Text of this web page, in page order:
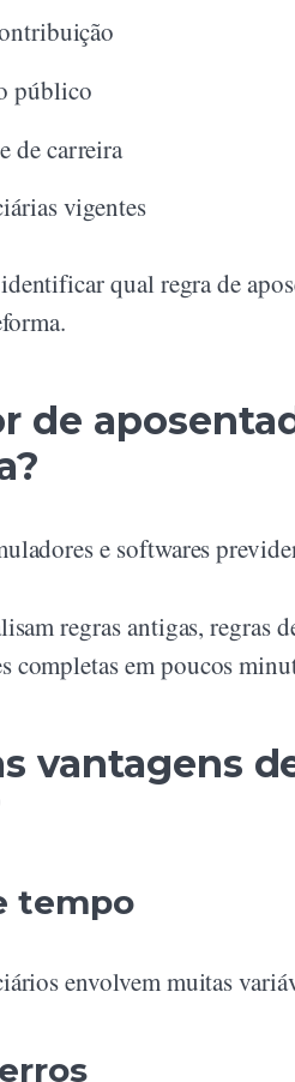
público
de carreira
vigentes
qual regra de
de
e softwares
regras antigas,
completas em poucos
vantagens
tempo
envolvem muitas